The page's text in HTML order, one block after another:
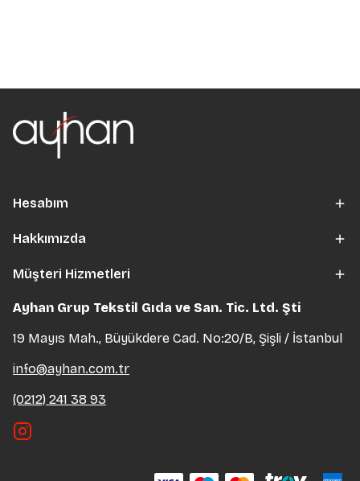
Hesabım
Hakkımızda
Müşteri Hizmetleri
Ayhan Grup Tekstil Gıda ve San. Tic. Ltd. Şti
19 Mayıs Mah., Büyükdere Cad. No:20/B, Şişli / İstanbul
info@ayhan.com.tr
(0212) 241 38 93